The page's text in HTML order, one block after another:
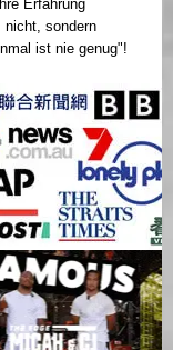
Erfahrung
nicht, sondern
ist nie genug"!